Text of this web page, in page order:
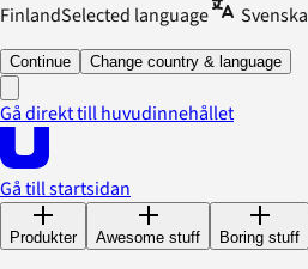
FinlandSelected language Svenska
Continue Change country & language
Gå direkt till huvudinnehållet
Gå till startsidan
Produkter Awesome stuff Boring stuff